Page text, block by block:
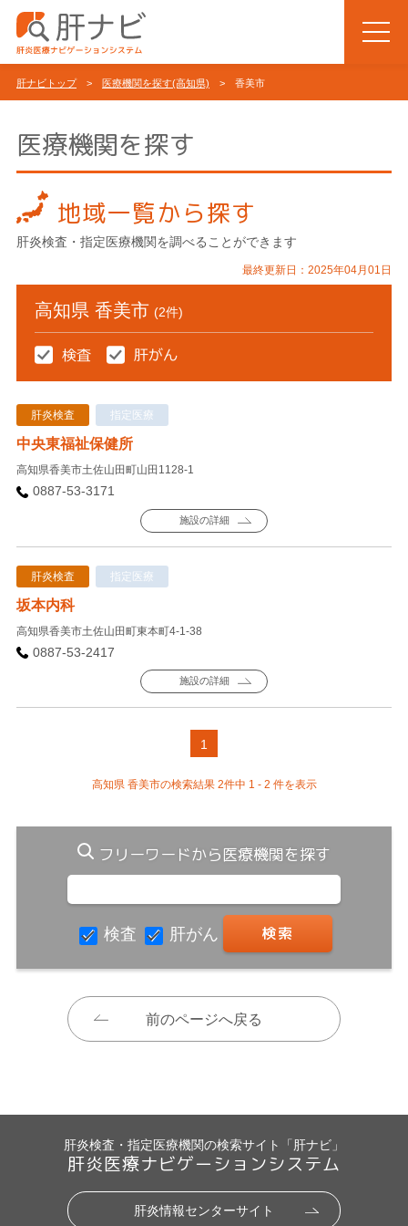
肝ナビトップ> 医療機関を探す(高知県) > 香美市
医療機関を探す
地域一覧から探す
肝炎検査・指定医療機関を調べることができます
最終更新日：2025年04月01日
高知県 香美市 (2件)
肝炎検査 指定医療
中央東福祉保健所
高知県香美市土佐山田町山田1128-1
0887-53-3171
施設の詳細
肝炎検査 指定医療
坂本内科
高知県香美市土佐山田町東本町4-1-38
0887-53-2417
施設の詳細
1
高知県 香美市の検索結果 2件中 1 - 2 件を表示
フリーワードから医療機関を探す
検査 肝がん
前のページへ戻る
肝炎検査・指定医療機関の検索サイト「肝ナビ」
肝炎医療ナビゲーションシステム
肝炎情報センターサイト